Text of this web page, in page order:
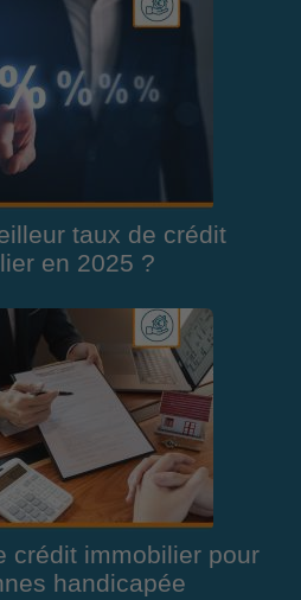
taux de crédit
en 2025 ?
crédit immobilier pour
handicapée